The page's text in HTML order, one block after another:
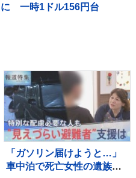
に 一時1ドル156円台
「ガソリン届けようと…」
車中泊で死亡女性の遺族が